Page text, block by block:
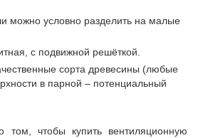
можно условно разделить на малые
с подвижной решёткой.
сорта древесины (любые
в парной – потенциальный
том, чтобы купить вентиляционную